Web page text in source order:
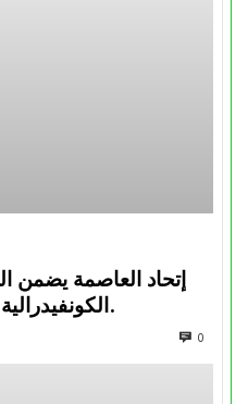
إتحاد العاصمة
الكونفيدرالية الإفريقية الموسم القادم.
0